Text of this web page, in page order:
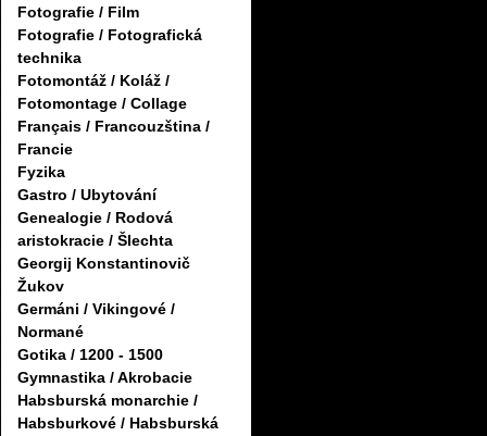
Fotografie / Film
Fotografie / Fotografická
technika
Fotomontáž / Koláž /
Fotomontage / Collage
Français / Francouzština /
Francie
Fyzika
Gastro / Ubytování
Genealogie / Rodová
aristokracie / Šlechta
Georgij Konstantinovič
Žukov
Germáni / Vikingové /
Normané
Gotika / 1200 - 1500
Gymnastika / Akrobacie
Habsburská monarchie /
Habsburkové / Habsburská